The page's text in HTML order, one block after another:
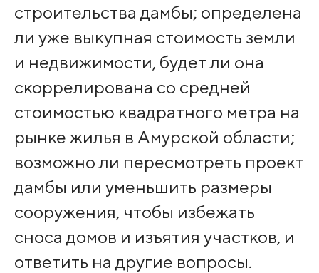
строительства дамбы; определена
ли уже выкупная стоимость земли
и недвижимости, будет ли она
скоррелирована со средней
стоимостью квадратного метра на
рынке жилья в Амурской области;
возможно ли пересмотреть проект
дамбы или уменьшить размеры
сооружения, чтобы избежать
сноса домов и изъятия участков, и
ответить на другие вопросы.